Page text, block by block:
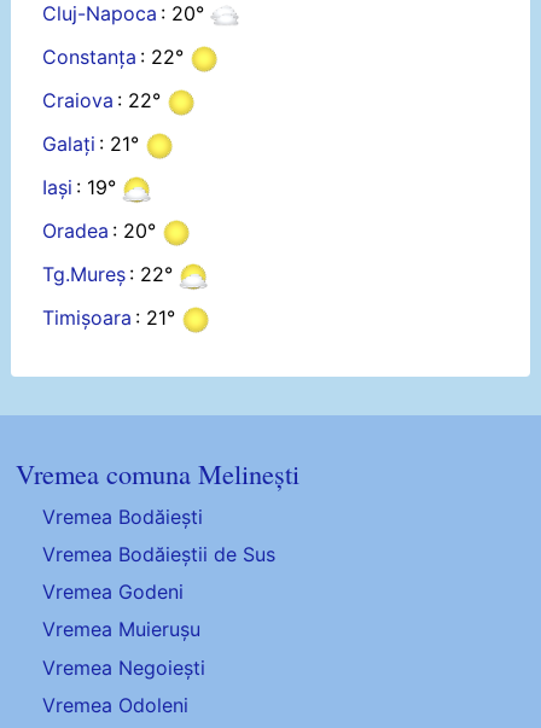
Cluj-Napoca : 20°
Constanța : 22°
Craiova : 22°
Galați : 21°
Iași : 19°
Oradea : 20°
Tg.Mureș : 22°
Timișoara : 21°
Vremea comuna Melinești
Vremea Bodăiești
Vremea Bodăieștii de Sus
Vremea Godeni
Vremea Muierușu
Vremea Negoiești
Vremea Odoleni